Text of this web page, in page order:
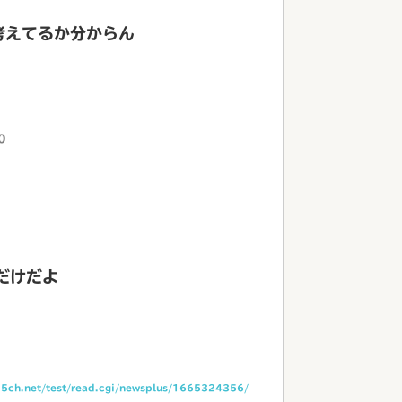
てるか分からん
けだよ
test/read.cgi/newsplus/1665324356/